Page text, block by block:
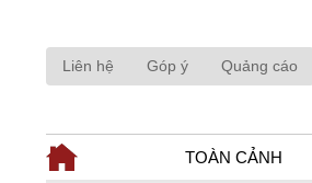
Liên hệ Góp ý Quảng cáo
TOÀN CẢNH